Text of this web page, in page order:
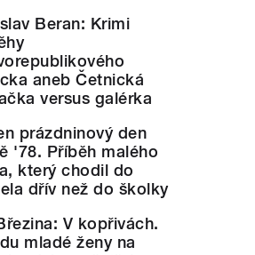
Beran: Krimi
aneb Četnická
versus galérka
prázdninový den
'78. Příběh malého
který chodil do
dřív než do školky
V kopřivách.
mladé ženy na